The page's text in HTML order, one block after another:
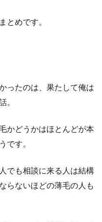
とめです。
ったのは、果たして俺は
。
かどうかはほとんどが本
です。
でも相談に来る人は結構
らないほどの薄毛の人も